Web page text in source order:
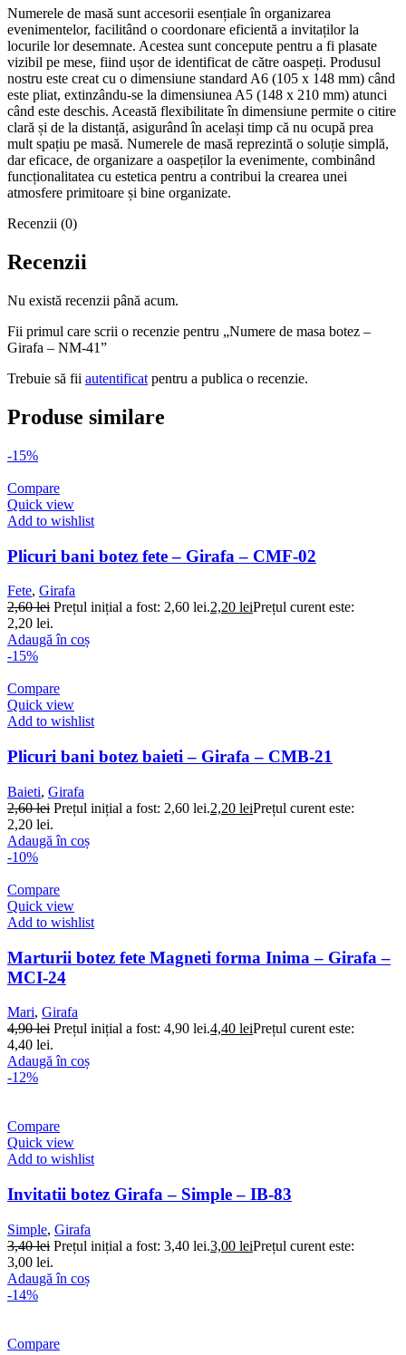
Numerele de masă sunt accesorii esențiale în organizarea
evenimentelor, facilitând o coordonare eficientă a invitaților la
locurile lor desemnate. Acestea sunt concepute pentru a fi plasate
vizibil pe mese, fiind ușor de identificat de către oaspeți. Produsul
nostru este creat cu o dimensiune standard A6 (105 x 148 mm) când
este pliat, extinzându-se la dimensiunea A5 (148 x 210 mm) atunci
când este deschis. Această flexibilitate în dimensiune permite o citire
clară și de la distanță, asigurând în același timp că nu ocupă prea
mult spațiu pe masă. Numerele de masă reprezintă o soluție simplă,
dar eficace, de organizare a oaspeților la evenimente, combinând
funcționalitatea cu estetica pentru a contribui la crearea unei
atmosfere primitoare și bine organizate.
Recenzii (0)
Recenzii
Nu există recenzii până acum.
Fii primul care scrii o recenzie pentru „Numere de masa botez –
Girafa – NM-41”
Trebuie să fii autentificat pentru a publica o recenzie.
Produse similare
-15%
Compare
Quick view
Add to wishlist
Plicuri bani botez fete – Girafa – CMF-02
Fete, Girafa
2,60lei Prețul inițial a fost: 2,60 lei.2,20 leiPrețul curent este:
2,20 lei.
Adaugă în coș
-15%
Compare
Quick view
Add to wishlist
Plicuri bani botez baieti – Girafa – CMB-21
Baieti, Girafa
2,60lei Prețul inițial a fost: 2,60 lei.2,20 leiPrețul curent este:
2,20 lei.
Adaugă în coș
-10%
Compare
Quick view
Add to wishlist
Marturii botez fete Magneti forma Inima – Girafa –
MCI-24
Mari, Girafa
4,90lei Prețul inițial a fost: 4,90 lei.4,40 leiPrețul curent este:
4,40 lei.
Adaugă în coș
-12%
Compare
Quick view
Add to wishlist
Invitatii botez Girafa – Simple – IB-83
Simple, Girafa
3,40lei Prețul inițial a fost: 3,40 lei.3,00 leiPrețul curent este:
3,00 lei.
Adaugă în coș
-14%
Compare